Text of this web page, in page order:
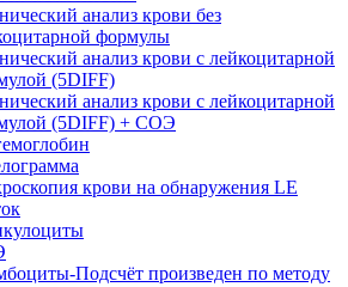
анализ крови без
формулы
анализ крови с лейкоцитарной
(5DIFF)
анализ крови с лейкоцитарной
(5DIFF) + СОЭ
крови на обнаружения LE
Подсчёт произведен по методу